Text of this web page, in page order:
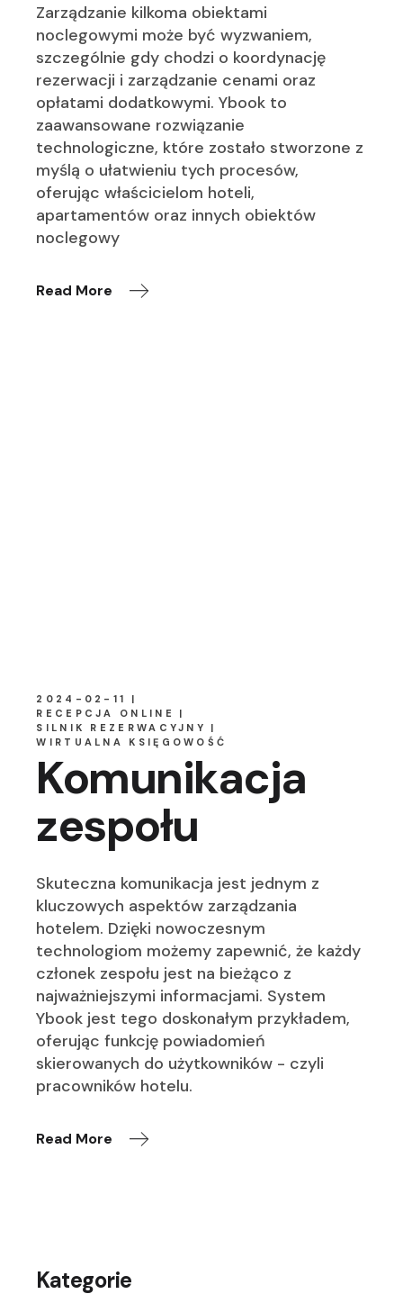
Zarządzanie kilkoma obiektami
noclegowymi może być wyzwaniem,
szczególnie gdy chodzi o koordynację
rezerwacji i zarządzanie cenami oraz
opłatami dodatkowymi. Ybook to
zaawansowane rozwiązanie
technologiczne, które zostało stworzone z
myślą o ułatwieniu tych procesów,
oferując właścicielom hoteli,
apartamentów oraz innych obiektów
noclegowy
Read More
2024-02-11
RECEPCJA ONLINE
SILNIK REZERWACYJNY
WIRTUALNA KSIĘGOWOŚĆ
Komunikacja
zespołu
Skuteczna komunikacja jest jednym z
kluczowych aspektów zarządzania
hotelem. Dzięki nowoczesnym
technologiom możemy zapewnić, że każdy
członek zespołu jest na bieżąco z
najważniejszymi informacjami. System
Ybook jest tego doskonałym przykładem,
oferując funkcję powiadomień
skierowanych do użytkowników - czyli
pracowników hotelu.
Read More
Kategorie